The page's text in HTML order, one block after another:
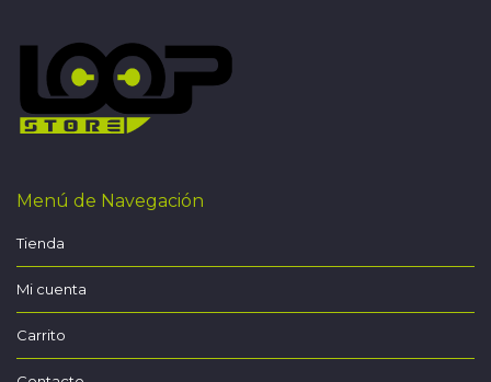
Menú de Navegación
Tienda
Mi cuenta
Carrito